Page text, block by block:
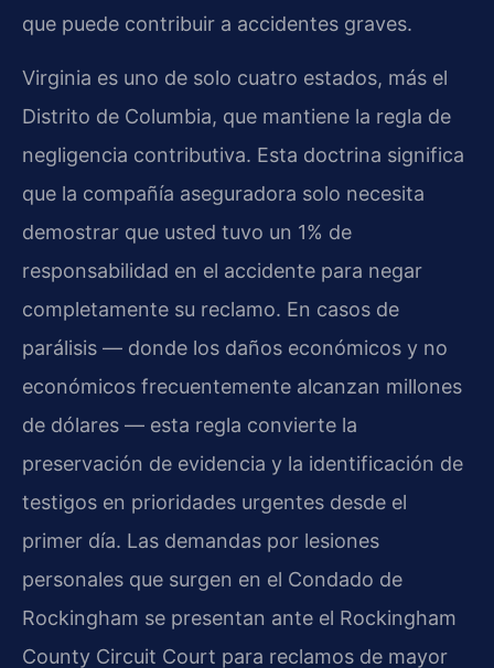
que puede contribuir a accidentes graves.
Virginia es uno de solo cuatro estados, más el
Distrito de Columbia, que mantiene la regla de
negligencia contributiva. Esta doctrina significa
que la compañía aseguradora solo necesita
demostrar que usted tuvo un 1% de
responsabilidad en el accidente para negar
completamente su reclamo. En casos de
parálisis — donde los daños económicos y no
económicos frecuentemente alcanzan millones
de dólares — esta regla convierte la
preservación de evidencia y la identificación de
testigos en prioridades urgentes desde el
primer día. Las demandas por lesiones
personales que surgen en el Condado de
Rockingham se presentan ante el Rockingham
County Circuit Court para reclamos de mayor